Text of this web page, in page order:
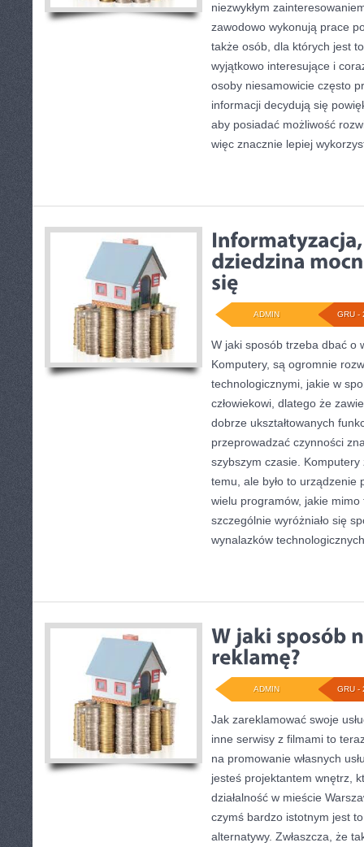
niezwykłym
zawodowo wykonują prace
także osób, dla których jest
wyjątkowo interesujące i
osoby niesamowicie często
informacji decydują się
aby posiadać możliwość
więc znacznie lepiej
GRU -
ADMIN
W jaki sposób trzeba dbać o
Komputery, są ogromnie
technologicznymi, jakie w
człowiekowi, dlatego że
dobrze ukształtowanych
przeprowadzać czynności
szybszym czasie. Komputery
temu, ale było to urządzenie
wielu programów, jakie
szczególnie wyróżniało się
wynalazków technologicznych
GRU -
ADMIN
Jak zareklamować swoje
inne serwisy z filmami to
na promowanie własnych
jesteś projektantem wnętrz,
działalność w mieście
czymś bardzo istotnym jest
alternatywy. Zwłaszcza, że